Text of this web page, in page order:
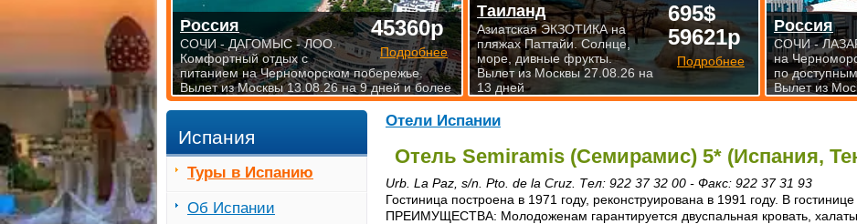
Отели Испании
Отель Semiramis (Семирамис) 5* (Испания,
Urb. La Paz, s/n. Pto. de la Cruz. Тел: 922 37 32 00 - Факс: 922 37 31 93
Гостиница построена в 1971 году, реконструирована в 1991 году. В
ПРЕИМУЩЕСТВА: Молодоженам гарантируется двуспальная кровать,
Испания
Туры в Испанию
Об Испании
45360р
Подробнее
Россия
СОЧИ - ДАГОМЫС - ЛОО.
Комфортный отдых с
питанием на Черноморском побережье.
Вылет из Москвы 13.08.26 на 9 дней и более
695$
59621р
Подробнее
Таиланд
Азиатская ЭКЗОТИКА на
пляжах Паттайи. Солнце,
море, дивные фрукты.
Вылет из Москвы 27.08.26 на
13 дней
Россия
СОЧИ -
на
по
Вылет из